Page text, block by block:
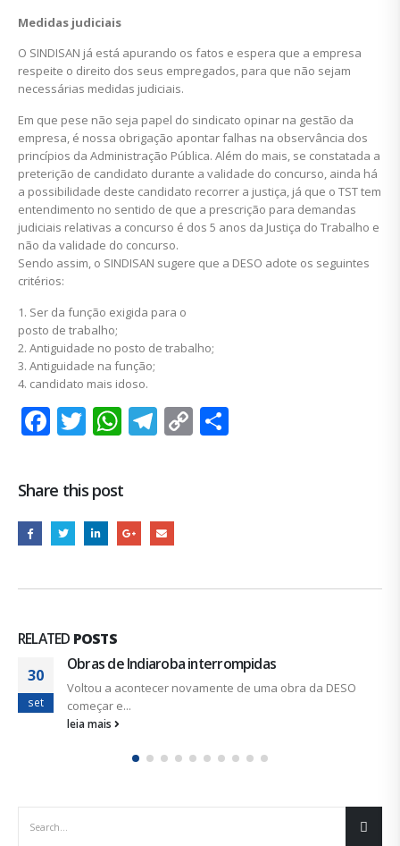
Medidas judiciais
O SINDISAN já está apurando os fatos e espera que a empresa
respeite o direito dos seus empregados, para que não sejam
necessárias medidas judiciais.
Em que pese não seja papel do sindicato opinar na gestão da
empresa, é nossa obrigação apontar falhas na observância dos
princípios da Administração Pública. Além do mais, se constatada a
preterição de candidato durante a validade do concurso, ainda há
a possibilidade deste candidato recorrer a justiça, já que o TST tem
entendimento no sentido de que a prescrição para demandas
judiciais relativas a concurso é dos 5 anos da Justiça do Trabalho e
não da validade do concurso.
Sendo assim, o SINDISAN sugere que a DESO adote os seguintes
critérios:
1. Ser da função exigida para o
posto de trabalho;
2. Antiguidade no posto de trabalho;
3. Antiguidade na função;
4. candidato mais idoso.
Facebook
Twitter
WhatsApp
Telegram
Copy
Share this post
RELATED POSTS